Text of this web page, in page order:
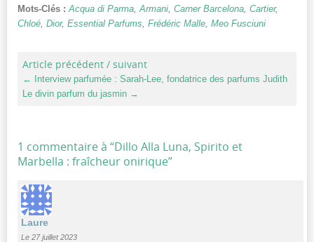
Mots-Clés : Acqua di Parma Armani Carner Barcelona Cartier,
Chloé Dior, Essential Parfums Frédéric Malle Meo Fusciuni
Article précédent / suivant
←
Interview parfumée : Sarah-Lee, fondatrice des parfums Judith
Le divin parfum du jasmin →
1 commentaire à “Dillo Alla Luna, Spirito et
Marbella : fraîcheur onirique”
Laure
Le 27 juillet 2023